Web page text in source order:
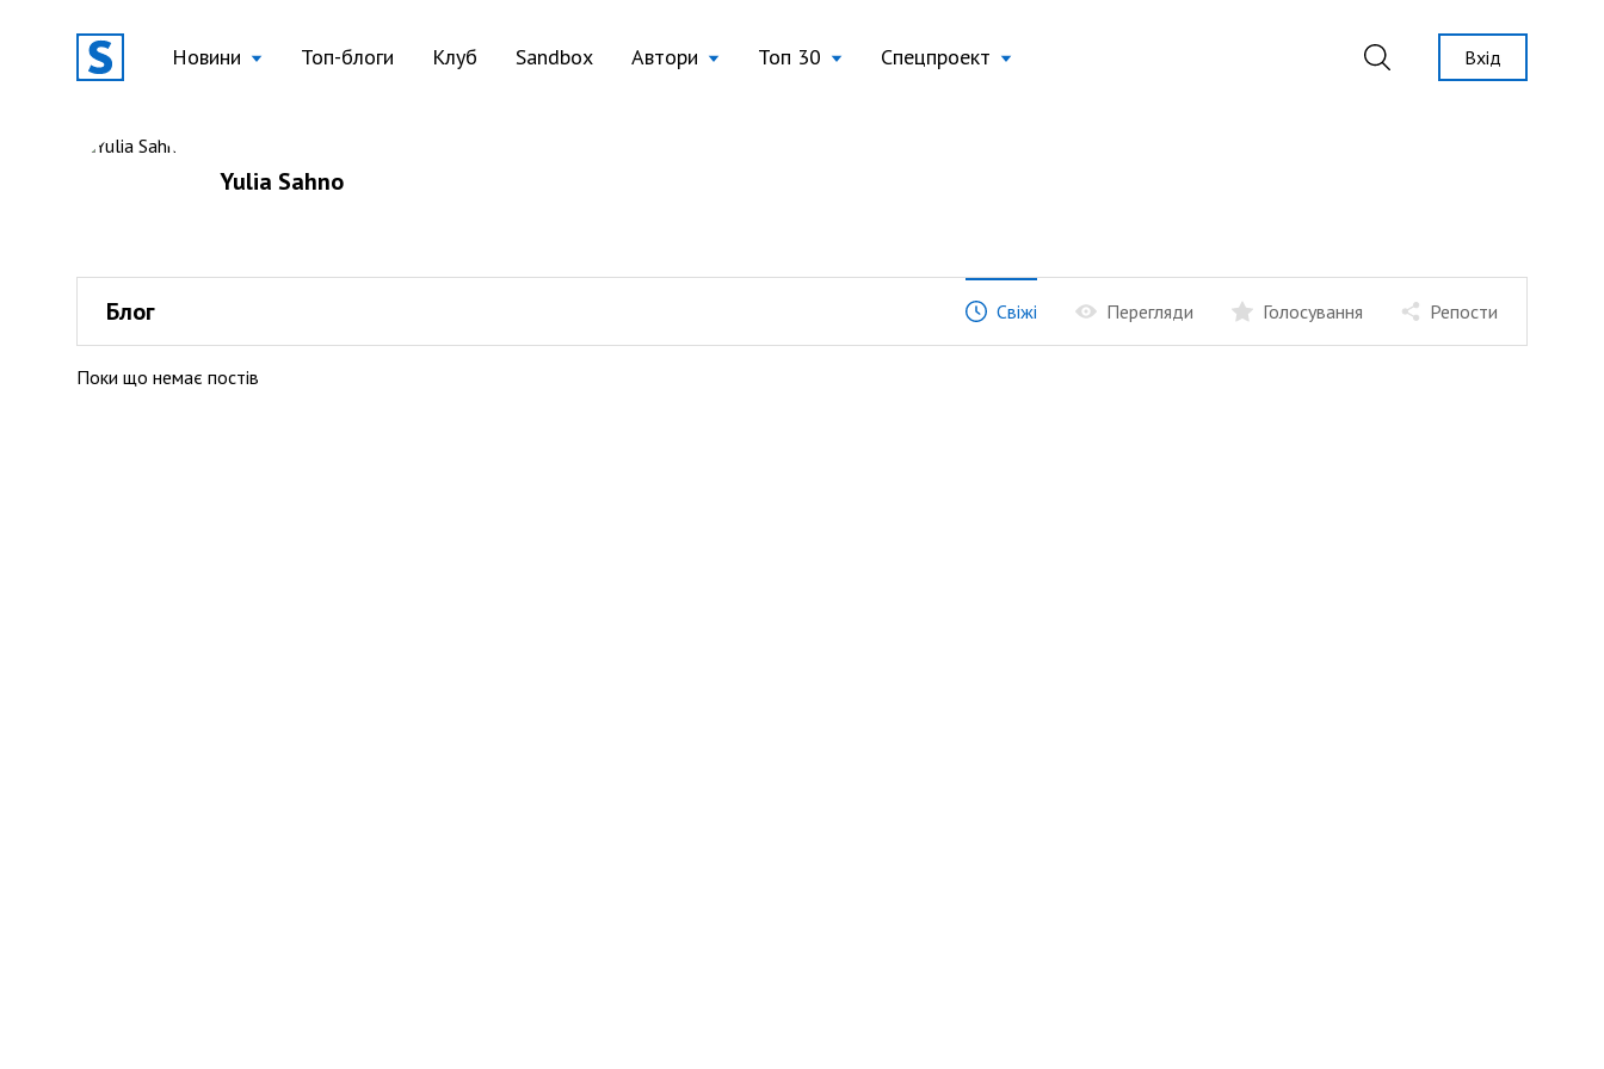
Новини Топ-блоги Клуб Sandbox Автори Топ 30 Спецпроект Вхід
Yulia Sahno
Блог Свіжі Перегляди Голосування Репости
Поки що немає постів